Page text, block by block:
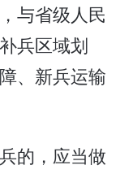
与省级人民
兵区域划
、新兵运输
的，应当做